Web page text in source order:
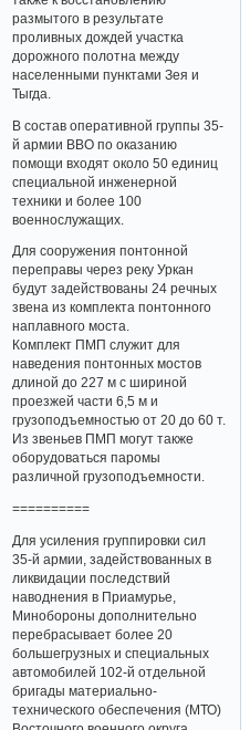
размытого в результате
проливных дождей участка
дорожного полотна между
населенными пунктами Зея и
Тыгда.
В состав оперативной группы 35-
й армии ВВО по оказанию
помощи входят около 50 единиц
специальной инженерной
техники и более 100
военнослужащих.
Для сооружения понтонной
переправы через реку Уркан
будут задействованы 24 речных
звена из комплекта понтонного
наплавного моста.
Комплект ПМП служит для
наведения понтонных мостов
длиной до 227 м с шириной
проезжей части 6,5 м и
грузоподъемностью от 20 до 60 т.
Из звеньев ПМП могут также
оборудоваться паромы
различной грузоподъемности.
==========
Для усиления группировки сил
35-й армии, задействованных в
ликвидации последствий
наводнения в Приамурье,
Минобороны дополнительно
перебрасывает более 20
большегрузных и специальных
автомобилей 102-й отдельной
бригады материально-
технического обеспечения (МТО)